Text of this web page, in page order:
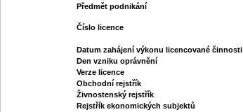
Předmět podnikání
Číslo licence
Datum zahájení výkonu licencované činnosti
Den vzniku oprávnění
Verze licence
Obchodní rejstřík
Živnostenský rejstřík
Rejstřík ekonomických subjektů